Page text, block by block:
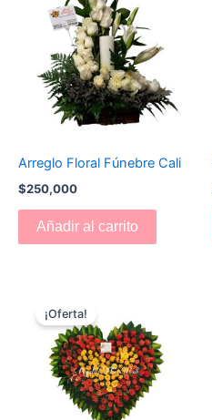
Arreglo Floral Fúnebre Cali
$250,000
Añadir al carrito
¡Oferta!precio
original
era:
$750,000.
actual
es:
$730,000.